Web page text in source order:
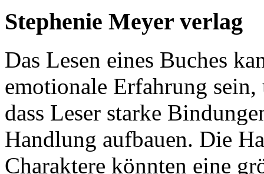
Stephenie Meyer verlag
Das Lesen eines Buches
emotionale Erfahrung
dass Leser starke
Handlung aufbauen. Die
Charaktere könnten eine